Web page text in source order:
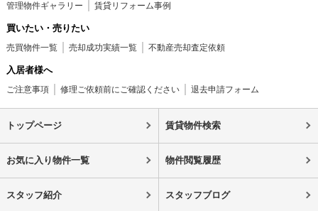
管理物件ギャラリー
賃貸リフォーム事例
買いたい・売りたい
売買物件一覧 売却成功実績一覧 不動産売却査定依頼
入居者様へ
ご注意事項 修理ご依頼前にご確認ください 退去申請フォーム
トップページ 賃貸物件検索
お気に入り物件一覧 物件閲覧履歴
スタッフ紹介 スタッフブログ